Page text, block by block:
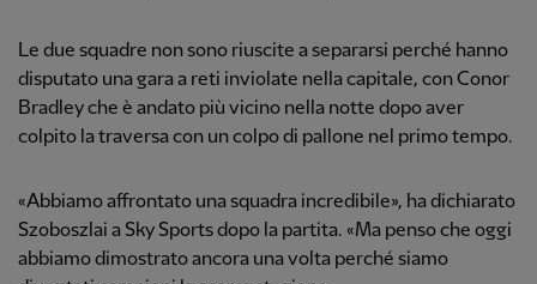
Le due squadre non sono riuscite a separarsi perché hanno
disputato una gara a reti inviolate nella capitale, con Conor
Bradley che è andato più vicino nella notte dopo aver
colpito la traversa con un colpo di pallone nel primo tempo.
«Abbiamo affrontato una squadra incredibile», ha dichiarato
Szoboszlai a Sky Sports dopo la partita. «Ma penso che oggi
abbiamo dimostrato ancora una volta perché siamo